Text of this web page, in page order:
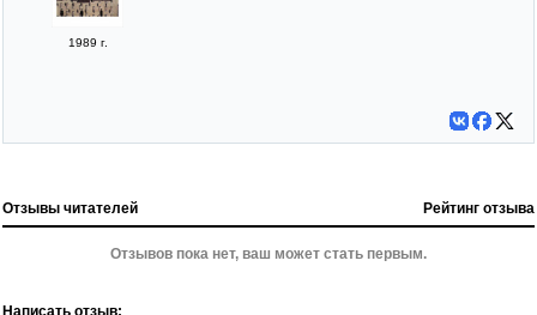
1989 г.
Отзывы читателей Рейтинг отзыва
Отзывов пока нет, ваш может стать первым.
Написать отзыв: